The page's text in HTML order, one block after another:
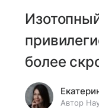
более
Автор